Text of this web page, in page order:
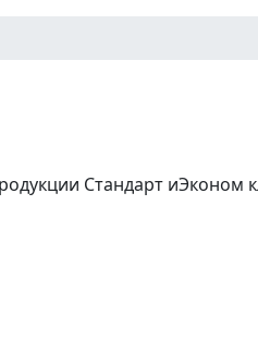
Стандарт иЭконом